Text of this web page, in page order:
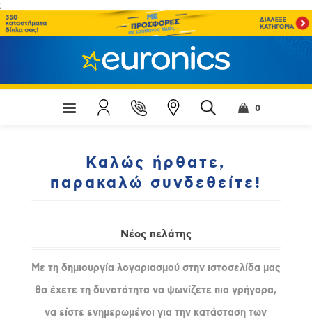
;
0
Καλώς ήρθατε,
παρακαλώ συνδεθείτε!
Νέος πελάτης
Με τη δημιουργία λογαριασμού στην ιστοσελίδα μας
θα έχετε τη δυνατότητα να ψωνίζετε πιο γρήγορα,
να είστε ενημερωμένοι για την κατάσταση των